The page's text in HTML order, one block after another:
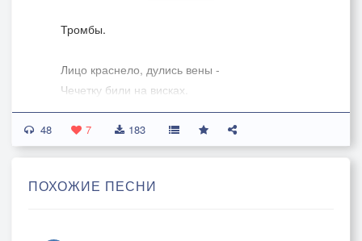
Тромбы.
Лицо краснело, дулись вены -
Чечетку били на висках.
Гуляли тромбы по системе,
Не знали тромбы где упасть.
Швыряло их в похмельный мозг.
48 7 183
ПОХОЖИЕ ПЕСНИ